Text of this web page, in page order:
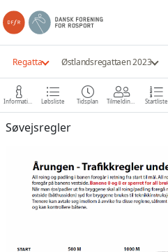
Regatta Østlandsregattaen 2023
Information Løbsliste Tidsplan Tilmeldinger Startliste
Søvejsregler